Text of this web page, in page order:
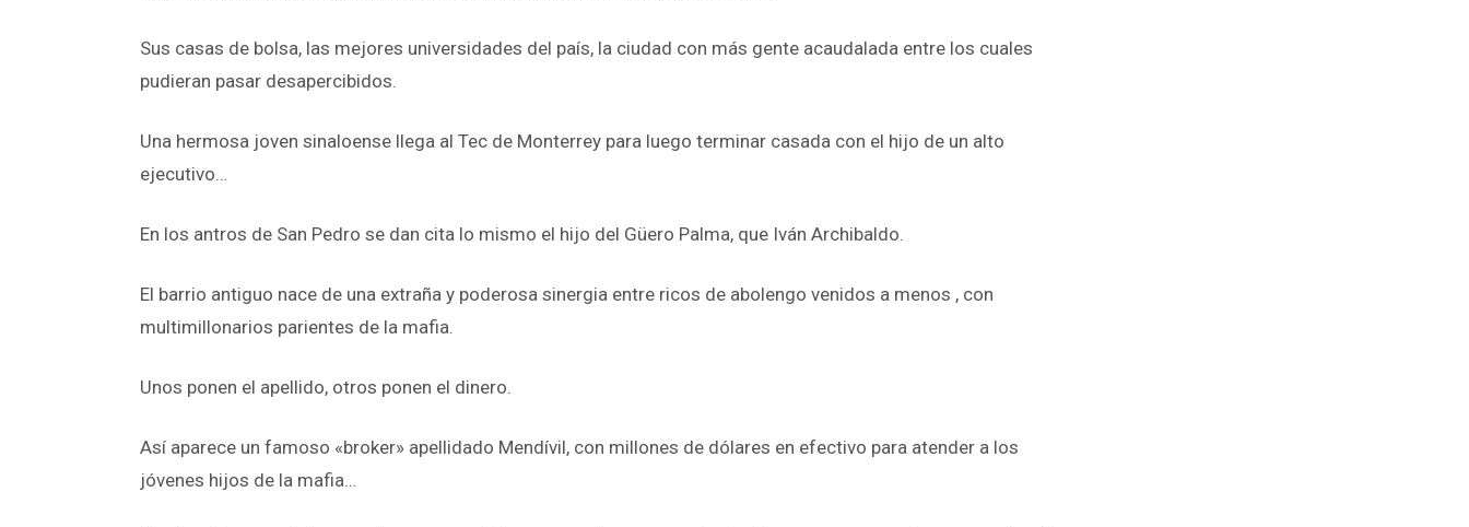
Sus casas de bolsa, las mejores universidades del país, la ciudad con más gente acaudalada entre los cuales
pudieran pasar desapercibidos.
Una hermosa joven sinaloense llega al Tec de Monterrey para luego terminar casada con el hijo de un alto
ejecutivo…
En los antros de San Pedro se dan cita lo mismo el hijo del Güero Palma, que Iván Archibaldo.
El barrio antiguo nace de una extraña y poderosa sinergia entre ricos de abolengo venidos a menos , con
multimillonarios parientes de la mafia.
Unos ponen el apellido, otros ponen el dinero.
Así aparece un famoso «broker» apellidado Mendívil, con millones de dólares en efectivo para atender a los
jóvenes hijos de la mafia…